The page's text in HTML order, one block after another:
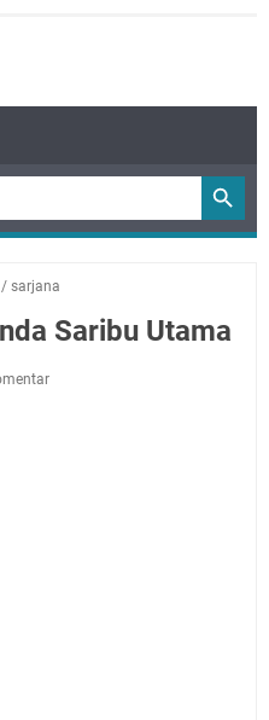
/ sarjana
Saribu Utama